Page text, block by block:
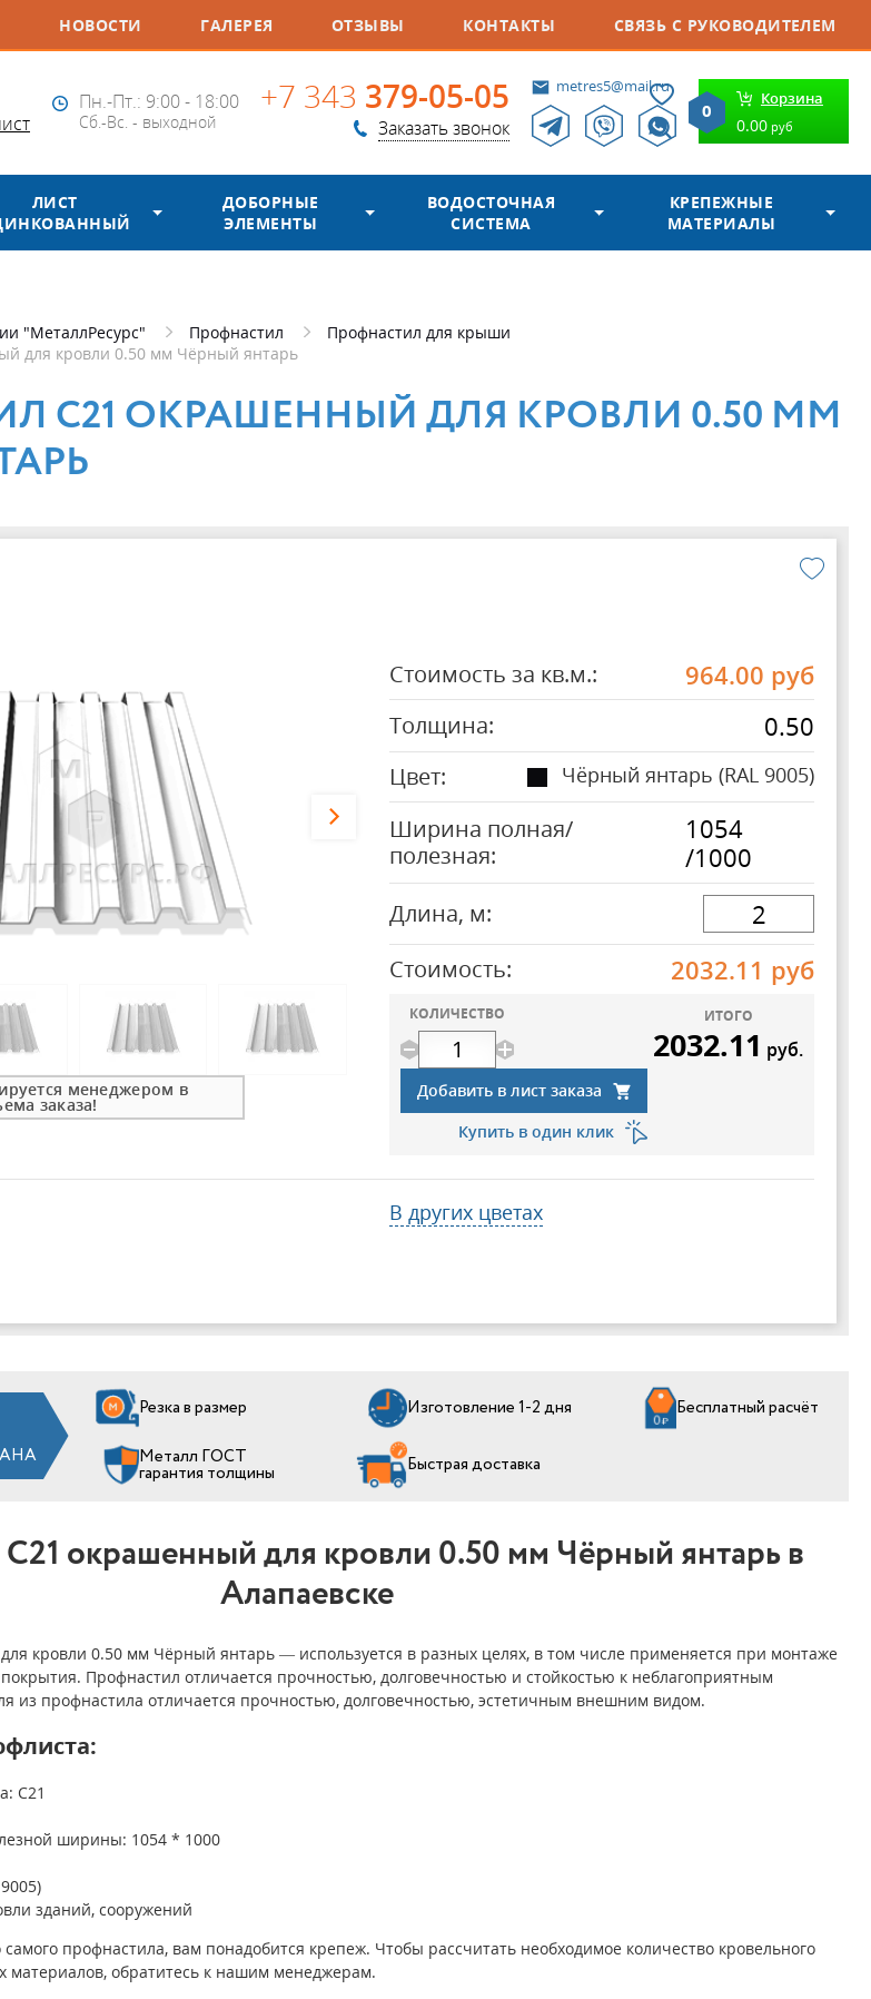
НОВОСТИ ГАЛЕРЕЯ ОТЗЫВЫ КОНТАКТЫ СВЯЗЬ С РУКОВОДИТЕЛЕМ
Пн.-Пт.: 9:00 - 18:00
Сб.-Вс. - выходной
+7 343 379-05-05
Заказать звонок
metres5@mail.ru
Корзина
0.00руб
0
ЛИСТ
ДОБОРНЫЕ
ЭЛЕМЕНТЫ
ВОДОСТОЧНАЯ
СИСТЕМА
КРЕПЕЖНЫЕ
МАТЕРИАЛЫ
"МеталлРесурс" Профнастил
Профнастил для крыши
для кровли 0.50 мм Чёрный янтарь
С21 ОКРАШЕННЫЙ ДЛЯ КРОВЛИ 0.50 ММ
менеджером в
заказа!
Стоимость за кв.м.: 964.00 руб
Толщина: 0.50
Цвет: Чёрный янтарь (RAL 9005)
Ширина полная/
полезная:
1054
/1000
Длина, м:
Стоимость:
2032.11 руб
КОЛИЧЕСТВО ИТОГО
2032.11 руб.
Добавить в лист заказа
Купить в один клик
В других цветах
Резка в размер Изготовление 1-2 дня Бесплатный расчёт
Металл ГОСТ
гарантия толщины
Быстрая доставка
окрашенный для кровли 0.50 мм Чёрный янтарь в
Алапаевске
кровли 0.50 мм Чёрный янтарь — используется в разных целях, в том числе применяется при монтаже
Профнастил отличается прочностью, долговечностью и стойкостью к неблагоприятным
из профнастила отличается прочностью, долговечностью, эстетичным внешним видом.
С21
ширины: 1054 * 1000
зданий, сооружений
профнастила, вам понадобится крепеж. Чтобы рассчитать необходимое количество кровельного
материалов, обратитесь к нашим менеджерам.